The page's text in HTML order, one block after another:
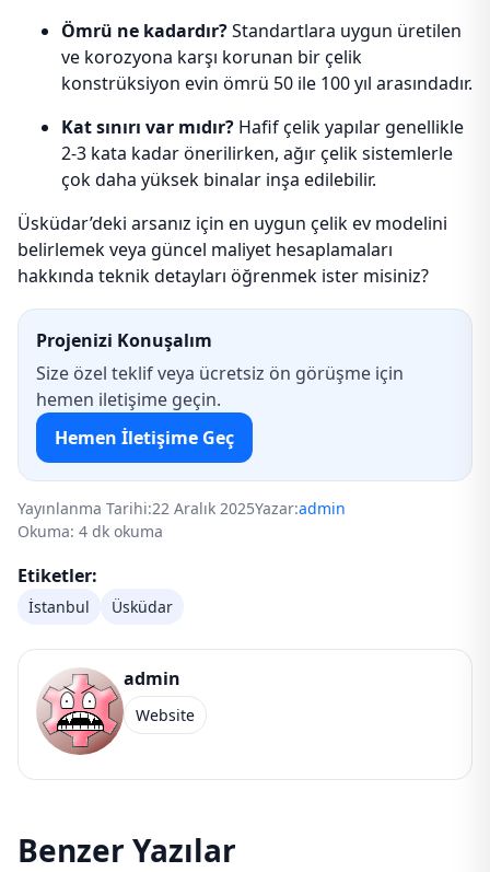
Ömrü ne kadardır?Standartlara uygun üretilen
ve korozyona karşı korunan bir çelik
konstrüksiyon evin ömrü 50 ile 100 yıl arasındadır.
Kat sınırı var mıdır? Hafif çelik yapılar genellikle
2-3 kata kadar önerilirken, ağır çelik sistemlerle
çok daha yüksek binalar inşa edilebilir.
Üsküdar’deki arsanız için en uygun çelik ev modelini
belirlemek veya güncel maliyet hesaplamaları
hakkında teknik detayları öğrenmek ister misiniz?
Projenizi Konuşalım
Size özel teklif veya ücretsiz ön görüşme için
hemen iletişime geçin.
Hemen İletişime Geç
Yayınlanma Tarihi:22 Aralık 2025Yazar:admin
Okuma: 4 dk okuma
Etiketler:
İstanbul Üsküdar
admin
Website
Benzer Yazılar